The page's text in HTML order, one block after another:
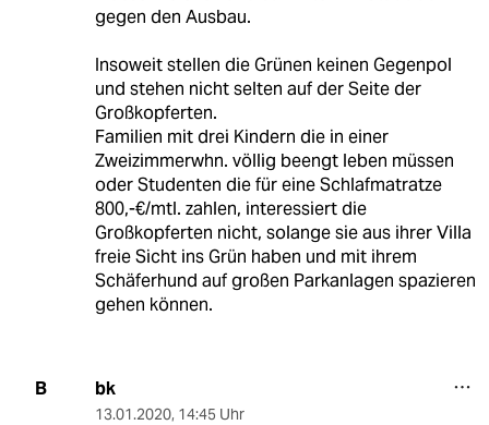
gegen den Ausbau.
Insoweit stellen die Grünen keinen Gegenpol
und stehen nicht selten auf der Seite der
Großkopferten.
Familien mit drei Kindern die in einer
Zweizimmerwhn. völlig beengt leben müssen
oder Studenten die für eine Schlafmatratze
800,-€/mtl. zahlen, interessiert die
Großkopferten nicht, solange sie aus ihrer Villa
freie Sicht ins Grün haben und mit ihrem
Schäferhund auf großen Parkanlagen spazieren
gehen können.
B bk
13.01.2020, 14:45 Uhr